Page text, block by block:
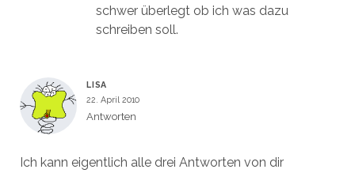
schwer überlegt ob ich was dazu
schreiben soll.
LISA
22. April 2010
Antworten
Ich kann eigentlich alle drei Antworten von dir